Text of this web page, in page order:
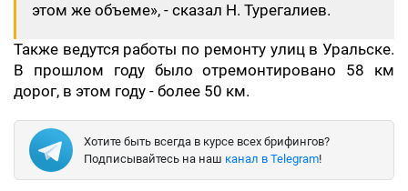
этом же объеме», - сказал Н. Турегалиев.
Также ведутся работы по ремонту улиц в Уральске.
В прошлом году было отремонтировано 58 км
дорог, в этом году - более 50 км.
Хотите быть всегда в курсе всех брифингов?
Подписывайтесь на наш канал в Telegram!